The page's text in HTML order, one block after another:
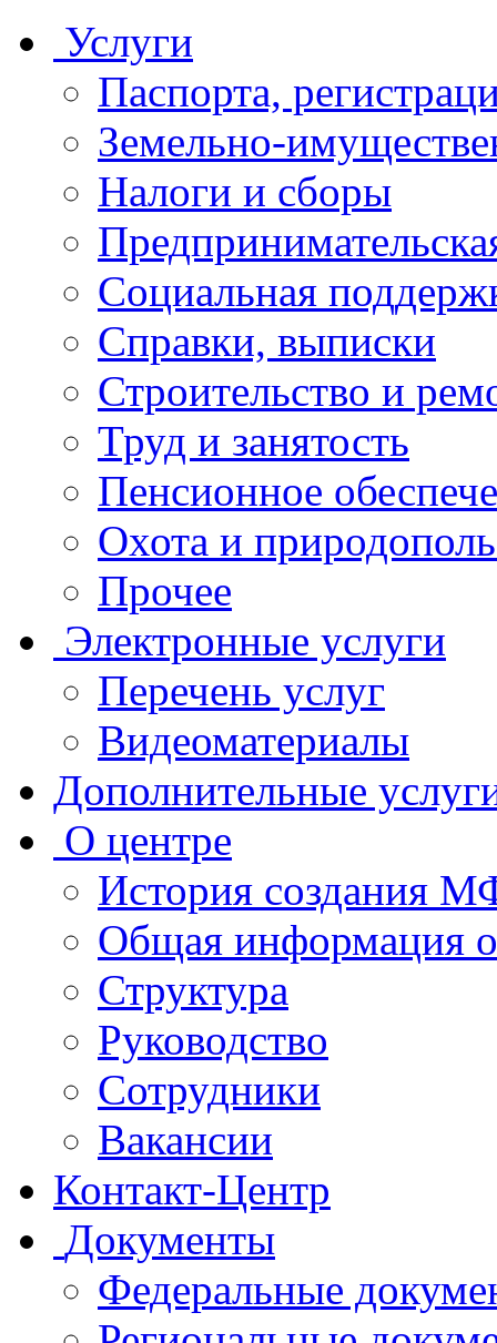
Услуги
Паспорта,
Земельно-
Налоги и сборы
Социальная
Справки, выписки
Строительство и
Труд и занятость
Пенсионное
Охота и
Прочее
Электронные услуги
Перечень услуг
Видеоматериалы
Дополнительные
О центре
История создания
Общая
Структура
Руководство
Сотрудники
Вакансии
Контакт-Центр
Документы
Федеральные